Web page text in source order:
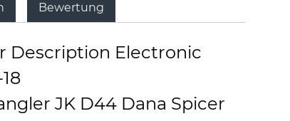
Bewertung
Description Electronic
JK D44 Dana Spicer